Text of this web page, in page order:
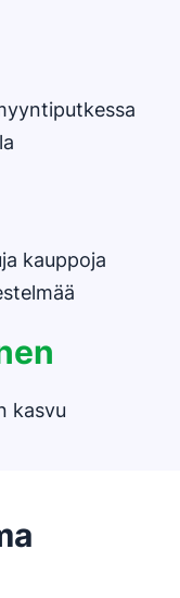
kauppoja
kasvu